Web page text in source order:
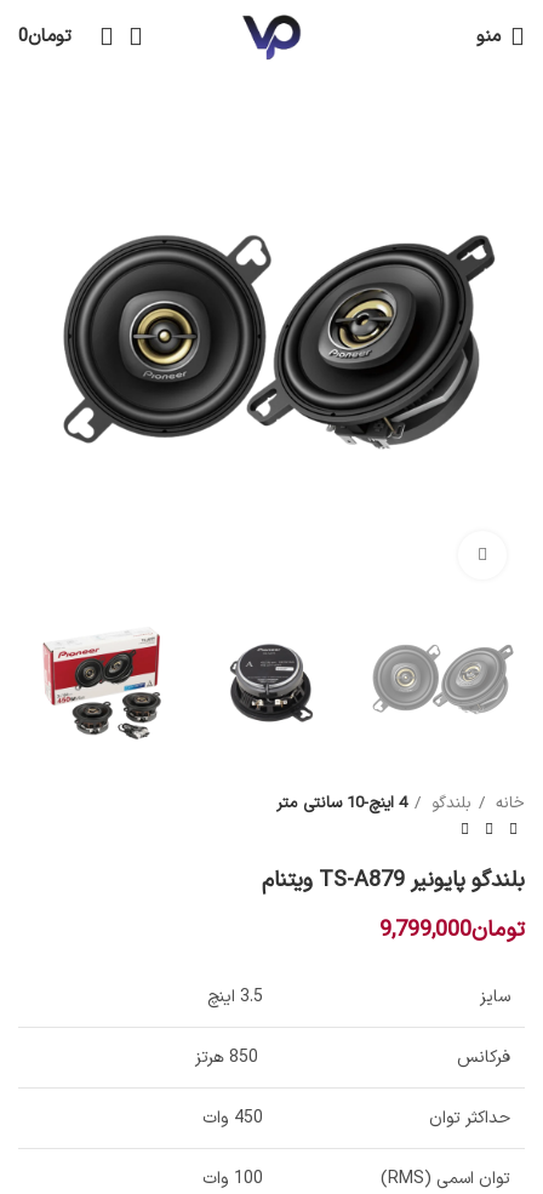
منو تومان0
خانه بلندگو 4 اینچ-10 سانتی متر
بلندگو پایونیر TS-A879 ویتنام
تومان9,799,000
سایز 3.5 اینچ
فرکانس
حداکثر توان 450 وات
توان اسمی (RMS) 100 وات